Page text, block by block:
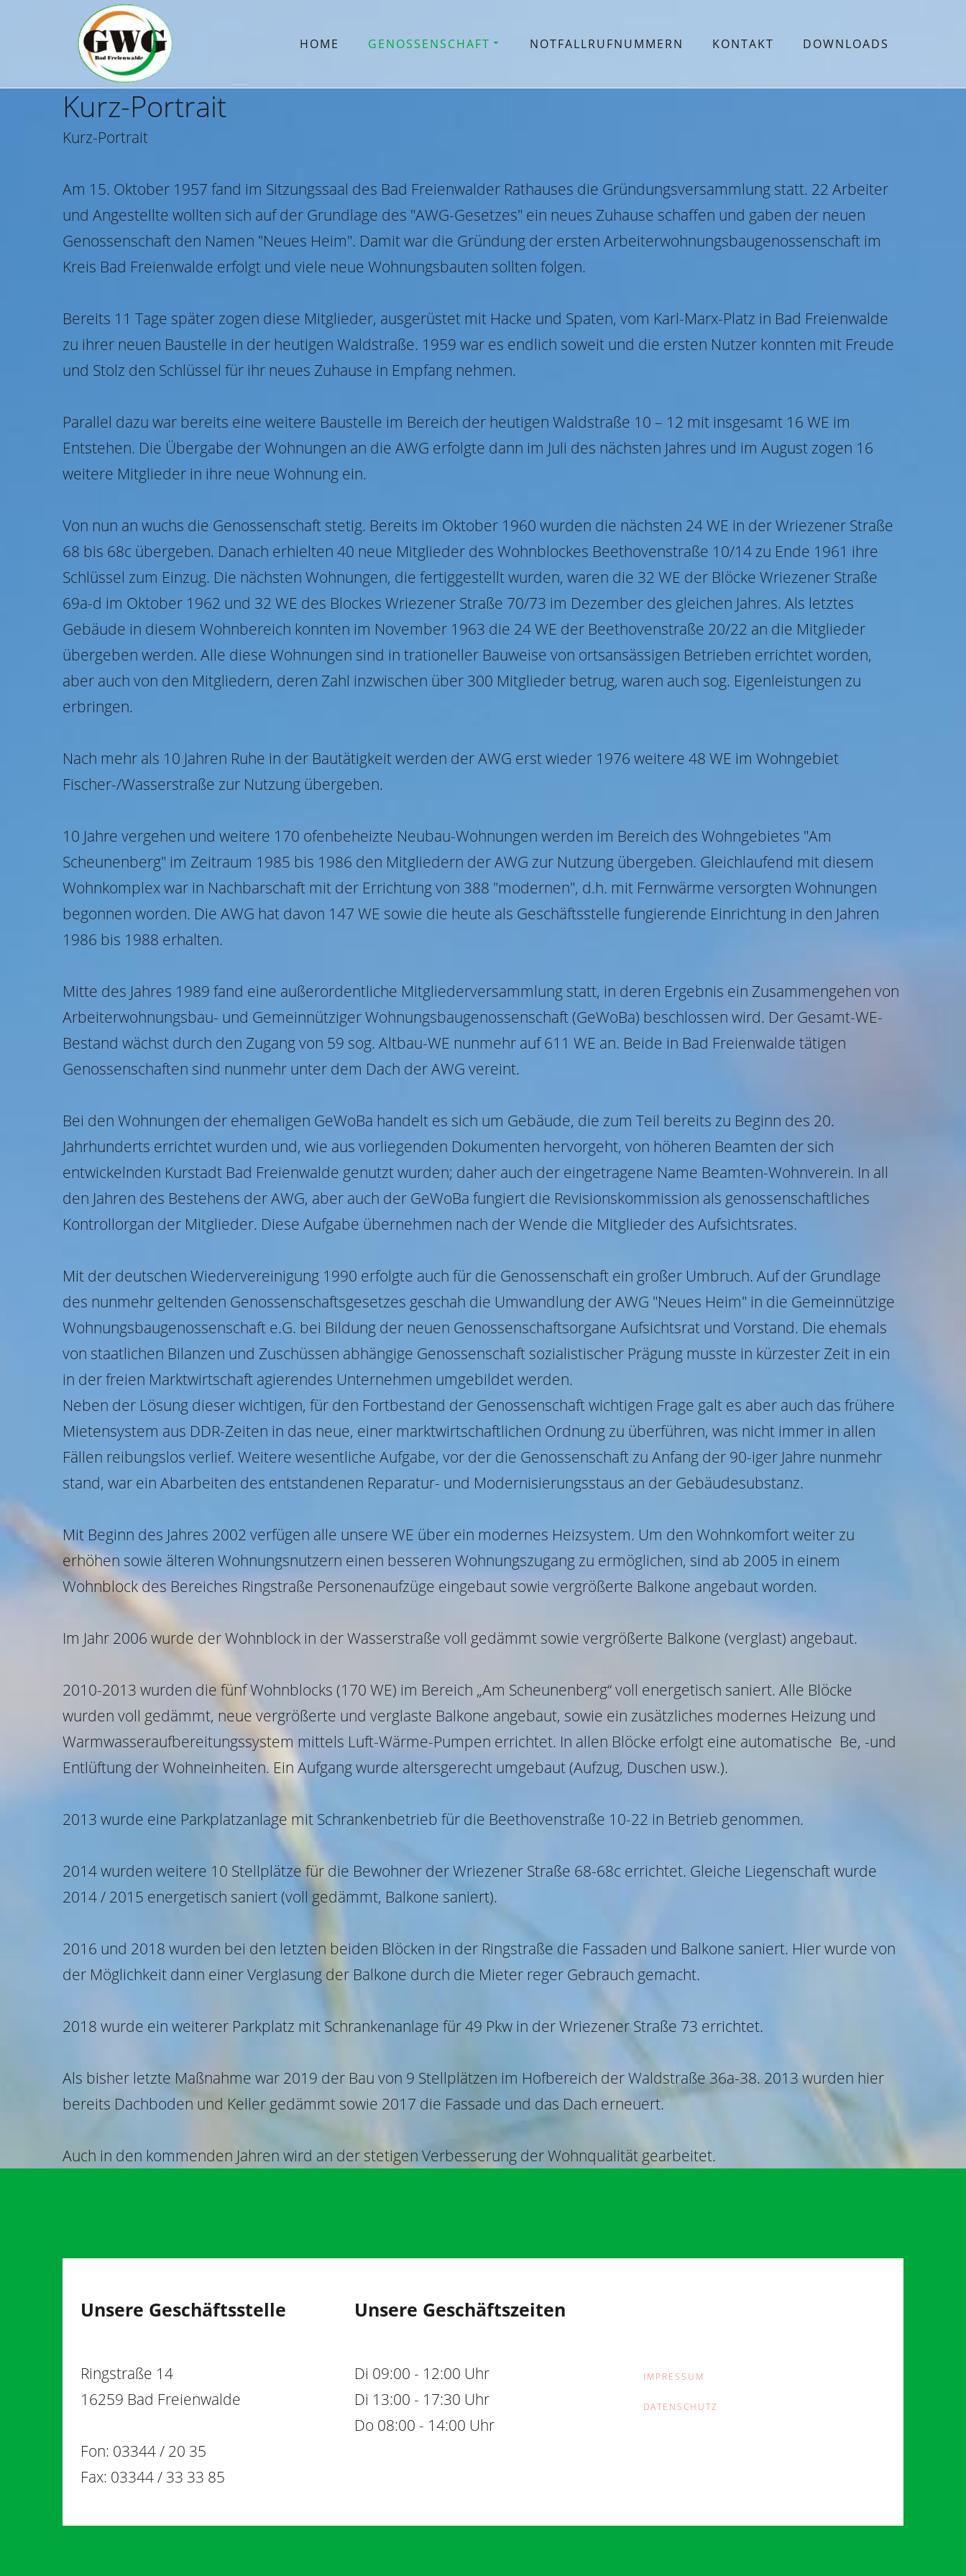
HOME GENOSSENSCHAFT NOTFALLRUFNUMMERN KONTAKT DOWNLOADS
Kurz-Portrait
Kurz-Portrait
Am 15. Oktober 1957 fand im Sitzungssaal des Bad Freienwalder Rathauses die Gründungsversammlung statt. 22 Arbeiter
und Angestellte wollten sich auf der Grundlage des "AWG-Gesetzes" ein neues Zuhause schaffen und gaben der neuen
Genossenschaft den Namen "Neues Heim". Damit war die Gründung der ersten Arbeiterwohnungsbaugenossenschaft im
Kreis Bad Freienwalde erfolgt und viele neue Wohnungsbauten sollten folgen.
Bereits 11 Tage später zogen diese Mitglieder, ausgerüstet mit Hacke und Spaten, vom Karl-Marx-Platz in Bad Freienwalde
zu ihrer neuen Baustelle in der heutigen Waldstraße. 1959 war es endlich soweit und die ersten Nutzer konnten mit Freude
und Stolz den Schlüssel für ihr neues Zuhause in Empfang nehmen.
Parallel dazu war bereits eine weitere Baustelle im Bereich der heutigen Waldstraße 10 – 12 mit insgesamt 16 WE im
Entstehen. Die Übergabe der Wohnungen an die AWG erfolgte dann im Juli des nächsten Jahres und im August zogen 16
weitere Mitglieder in ihre neue Wohnung ein.
Von nun an wuchs die Genossenschaft stetig. Bereits im Oktober 1960 wurden die nächsten 24 WE in der Wriezener Straße
68 bis 68c übergeben. Danach erhielten 40 neue Mitglieder des Wohnblockes Beethovenstraße 10/14 zu Ende 1961 ihre
Schlüssel zum Einzug. Die nächsten Wohnungen, die fertiggestellt wurden, waren die 32 WE der Blöcke Wriezener Straße
69a-d im Oktober 1962 und 32 WE des Blockes Wriezener Straße 70/73 im Dezember des gleichen Jahres. Als letztes
Gebäude in diesem Wohnbereich konnten im November 1963 die 24 WE der Beethovenstraße 20/22 an die Mitglieder
übergeben werden. Alle diese Wohnungen sind in trationeller Bauweise von ortsansässigen Betrieben errichtet worden,
aber auch von den Mitgliedern, deren Zahl inzwischen über 300 Mitglieder betrug, waren auch sog. Eigenleistungen zu
erbringen.
Nach mehr als 10 Jahren Ruhe in der Bautätigkeit werden der AWG erst wieder 1976 weitere 48 WE im Wohngebiet
Fischer-/Wasserstraße zur Nutzung übergeben.
10 Jahre vergehen und weitere 170 ofenbeheizte Neubau-Wohnungen werden im Bereich des Wohngebietes "Am
Scheunenberg" im Zeitraum 1985 bis 1986 den Mitgliedern der AWG zur Nutzung übergeben. Gleichlaufend mit diesem
Wohnkomplex war in Nachbarschaft mit der Errichtung von 388 "modernen", d.h. mit Fernwärme versorgten Wohnungen
begonnen worden. Die AWG hat davon 147 WE sowie die heute als Geschäftsstelle fungierende Einrichtung in den Jahren
1986 bis 1988 erhalten.
Mitte des Jahres 1989 fand eine außerordentliche Mitgliederversammlung statt, in deren Ergebnis ein Zusammengehen von
Arbeiterwohnungsbau- und Gemeinnütziger Wohnungsbaugenossenschaft (GeWoBa) beschlossen wird. Der Gesamt-WE-
Bestand wächst durch den Zugang von 59 sog. Altbau-WE nunmehr auf 611 WE an. Beide in Bad Freienwalde tätigen
Genossenschaften sind nunmehr unter dem Dach der AWG vereint.
Bei den Wohnungen der ehemaligen GeWoBa handelt es sich um Gebäude, die zum Teil bereits zu Beginn des 20.
Jahrhunderts errichtet wurden und, wie aus vorliegenden Dokumenten hervorgeht, von höheren Beamten der sich
entwickelnden Kurstadt Bad Freienwalde genutzt wurden; daher auch der eingetragene Name Beamten-Wohnverein. In all
den Jahren des Bestehens der AWG, aber auch der GeWoBa fungiert die Revisionskommission als genossenschaftliches
Kontrollorgan der Mitglieder. Diese Aufgabe übernehmen nach der Wende die Mitglieder des Aufsichtsrates.
Mit der deutschen Wiedervereinigung 1990 erfolgte auch für die Genossenschaft ein großer Umbruch. Auf der Grundlage
des nunmehr geltenden Genossenschaftsgesetzes geschah die Umwandlung der AWG "Neues Heim" in die Gemeinnützige
Wohnungsbaugenossenschaft e.G. bei Bildung der neuen Genossenschaftsorgane Aufsichtsrat und Vorstand. Die ehemals
von staatlichen Bilanzen und Zuschüssen abhängige Genossenschaft sozialistischer Prägung musste in kürzester Zeit in ein
in der freien Marktwirtschaft agierendes Unternehmen umgebildet werden.
Neben der Lösung dieser wichtigen, für den Fortbestand der Genossenschaft wichtigen Frage galt es aber auch das frühere
Mietensystem aus DDR-Zeiten in das neue, einer marktwirtschaftlichen Ordnung zu überführen, was nicht immer in allen
Fällen reibungslos verlief. Weitere wesentliche Aufgabe, vor der die Genossenschaft zu Anfang der 90-iger Jahre nunmehr
stand, war ein Abarbeiten des entstandenen Reparatur- und Modernisierungsstaus an der Gebäudesubstanz.
Mit Beginn des Jahres 2002 verfügen alle unsere WE über ein modernes Heizsystem. Um den Wohnkomfort weiter zu
erhöhen sowie älteren Wohnungsnutzern einen besseren Wohnungszugang zu ermöglichen, sind ab 2005 in einem
Wohnblock des Bereiches Ringstraße Personenaufzüge eingebaut sowie vergrößerte Balkone angebaut worden.
Im Jahr 2006 wurde der Wohnblock in der Wasserstraße voll gedämmt sowie vergrößerte Balkone (verglast) angebaut.
2010-2013 wurden die fünf Wohnblocks (170 WE) im Bereich „Am Scheunenberg“ voll energetisch saniert. Alle Blöcke
wurden voll gedämmt, neue vergrößerte und verglaste Balkone angebaut, sowie ein zusätzliches modernes Heizung und
Warmwasseraufbereitungssystem mittels Luft-Wärme-Pumpen errichtet. In allen Blöcke erfolgt eine automatische Be, -und
Entlüftung der Wohneinheiten. Ein Aufgang wurde altersgerecht umgebaut (Aufzug, Duschen usw.).
2013 wurde eine Parkplatzanlage mit Schrankenbetrieb für die Beethovenstraße 10-22 in Betrieb genommen.
2014 wurden weitere 10 Stellplätze für die Bewohner der Wriezener Straße 68-68c errichtet. Gleiche Liegenschaft wurde
2014 / 2015 energetisch saniert (voll gedämmt, Balkone saniert).
2016 und 2018 wurden bei den letzten beiden Blöcken in der Ringstraße die Fassaden und Balkone saniert. Hier wurde von
der Möglichkeit dann einer Verglasung der Balkone durch die Mieter reger Gebrauch gemacht.
2018 wurde ein weiterer Parkplatz mit Schrankenanlage für 49 Pkw in der Wriezener Straße 73 errichtet.
Als bisher letzte Maßnahme war 2019 der Bau von 9 Stellplätzen im Hofbereich der Waldstraße 36a-38. 2013 wurden hier
bereits Dachboden und Keller gedämmt sowie 2017 die Fassade und das Dach erneuert.
Auch in den kommenden Jahren wird an der stetigen Verbesserung der Wohnqualität gearbeitet.
Unsere Geschäftsstelle
Ringstraße 14
16259 Bad Freienwalde
Fon: 03344 / 20 35
Fax: 03344 / 33 33 85
Unsere Geschäftszeiten
Di 09:00 - 12:00 Uhr
Di 13:00 - 17:30 Uhr
Do 08:00 - 14:00 Uhr
IMPRESSUM
DATENSCHUTZ